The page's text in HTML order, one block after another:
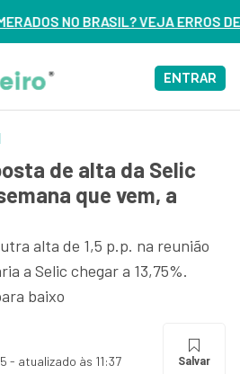
DE 3 DELES – ASSISTA AGORA
ENTRAR
de alta da Selic
que vem, a
alta de 1,5 p.p. na reunião
a Selic chegar a 13,75%.
baixo
- atualizado às 11:37 Salvar